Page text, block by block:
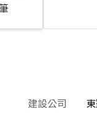
建設公司